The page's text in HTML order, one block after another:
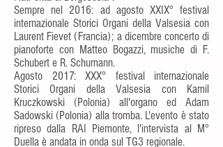
Sempre nel 2016: ad agosto XXIX° festival
internazionale Storici Organi della Valsesia con
Laurent Fievet (Francia); a dicembre concerto di
pianoforte con Matteo Bogazzi, musiche di F.
Schubert e R. Schumann.
Agosto 2017: XXX° festival internazionale
Storici Organi della Valsesia con Kamil
Kruczkowski (Polonia) all'organo ed Adam
Sadowski (Polonia) alla tromba. L'evento è stato
ripreso dalla RAI Piemonte, l'intervista al M°
Duella è andata in onda sul TG3 regionale.